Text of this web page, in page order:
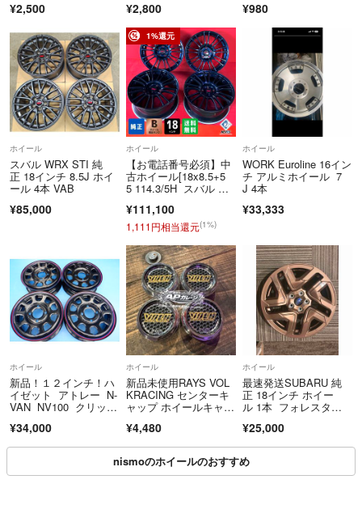
¥2,500 ¥2,800 ¥980
ホイール
スバル WRX STI 純
正 18インチ 8.5J ホイ
ール 4本 VAB
¥85,000
1%還元
ホイール
【お電話番号必須】中
古ホイール[18x8.5+5
5 114.3/5H スバル STI
製] 4本SET
¥111,100
1,111円相当還元(1%)
ホイール
WORK Euroline 16イン
チ アルミホイール 7
J 4本
¥33,333
ホイール
新品！１２インチ！ハ
イゼット アトレー N-
VAN NV100 クリッパ
RT デイトナズ G2 ホ
イール４本
¥34,000
ホイール
新品未使用RAYS VOL
KRACING センターキ
ャップ ホイールキャッ
7 CE28 RE30
¥4,480
ホイール
最速発送SUBARU 純
正 18インチ ホイー
ル 1本 フォレスタ
¥25,000
nismoのホイールのおすすめ